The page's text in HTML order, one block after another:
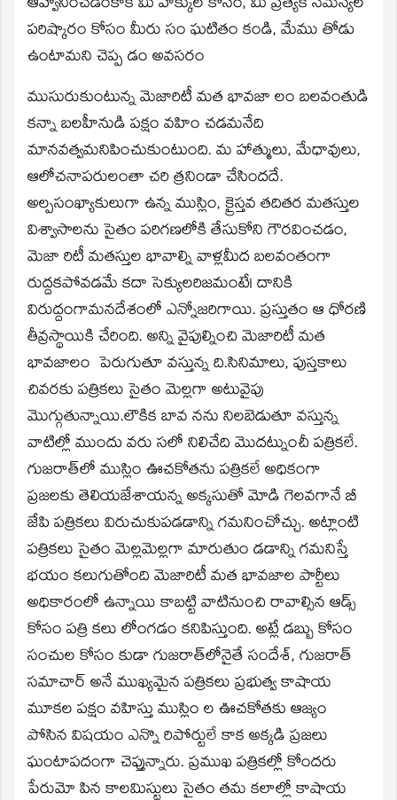
పరిష్కారం కోసం మీరు సం ఘటితం కండి, మేము తోడు
ఉంటామని చెప్ప డం అవసరం
ముసురుకుంటున్న మెజారిటీ మత భావజా లం బలవంతుడి
కన్నా బలహీనుడి పక్షం వహిం చడమనేది
మానవత్వమనిపించుకుంటుంది. మ హాత్ములు, మేధావులు,
ఆలోచనాపరులంతా చరి త్రనిండా చేసిందదే.
అల్పసంఖ్యాకులుగా ఉన్న ముస్లిం, క్రైస్తవ తదితర మతస్తుల
విశ్వాసాలను సైతం పరిగణలోకి తేసుకోని గౌరవించడం,
మెజా రిటీ మతస్తుల భావాల్ని వాళ్లమీద బలవంతంగా
రుద్దకపోవడమే కదా సెక్యులరిజమంటే! దానికి
విరుద్దంగామనదేశంలో ఎన్నోజరిగాయి. ప్రస్తుతం ఆ ధోరణి
తీవ్రస్థాయికి చేరింది. అన్ని వైపుల్నించి మెజారిటీ మత
భావజాలం పెరుగుతూ వస్తున్న ది.సినిమాలు, పుస్తకాలు
చివరకు పత్రికలు సైతం మెల్లగా అటువైపు
మొగ్గుతున్నాయి.లౌకిక బావ నను నిలబెడుతూ వస్తున్న
వాటిల్లో ముందు వరు సలో నిలిచేది మొదట్నుంచీ పత్రికలే.
గుజరాత్‌లో ముస్లిం ఊచకోతను పత్రికలే అధికంగా
ప్రజలకు తెలియజేశాయన్న అక్కసుతో మోడి గెలవగానే బీ
జేపి పత్రికలు విరుచుకుపడడాన్ని గమనించోచ్చు. అట్లాంటి
పత్రికలు సైతం మెల్లమెల్లగా మారుతుం డడాన్ని గమనిస్తే
భయం కలుగుతోంది మెజారిటీ మత భావజాల పార్టీలు
అధికారంలో ఉన్నాయి కాబట్టి వాటినుంచి రావాల్సిన ఆడ్స్‌
కోసం పత్రి కలు లోంగడం కనిపిస్తుంది. అట్లే డబ్బు కోసం
సంచుల కోసం కుడా గుజరాత్‌లోనైతే సందేశ్‌, గుజరాత్‌
సమాచార్‌ అనే ముఖ్యమైన పత్రికలు ప్రభుత్వ కాషాయ
మూకల పక్షం వహిస్తు ముస్లిం ల ఊచకోతకు ఆజ్యం
పోసిన విషయం ఎన్నొ రిపోర్టులే కాక అక్కడి ప్రజలు
ఘంటాపదంగా చెప్తున్నారు. ప్రముఖ పత్రికల్లో కోందరు
పేరుమో పిన కాలమిస్టులు సైతం తమ కలాల్లో కాషాయ